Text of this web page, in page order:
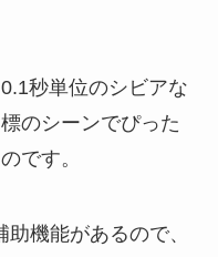
秒単位のシビアな
のシーンでぴった
です。
機能があるので、